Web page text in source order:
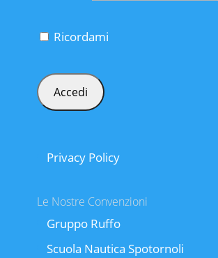
Ricordami
Privacy Policy
Le Nostre Convenzioni
Gruppo Ruffo
Scuola Nautica Spotornoli